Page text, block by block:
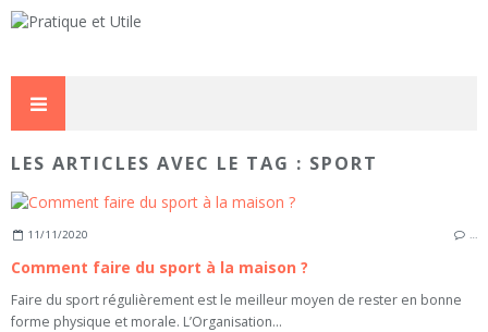
LES ARTICLES AVEC LE TAG : SPORT
11/11/2020 …
Comment faire du sport à la maison ?
Faire du sport régulièrement est le meilleur moyen de rester en bonne
forme physique et morale. L’Organisation...